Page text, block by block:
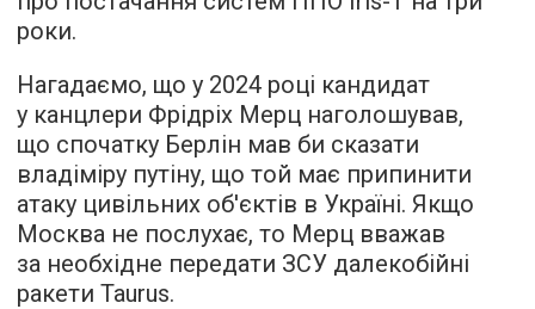
роки.
Нагадаємо, що у 2024 році кандидат
у канцлери Фрідріх Мерц наголошував,
що спочатку Берлін мав би сказати
владіміру путіну, що той має припинити
атаку цивільних об'єктів в Україні. Якщо
Москва не послухає, то Мерц вважав
за необхідне передати ЗСУ далекобійні
ракети Taurus.